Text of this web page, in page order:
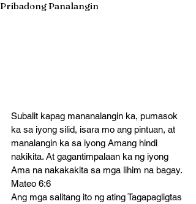
Pribadong Panalangin
Subalit kapag mananalangin ka, pumasok
ka sa iyong silid, isara mo ang pintuan, at
manalangin ka sa iyong Amang hindi
nakikita. At gagantimpalaan ka ng iyong
Ama na nakakakita sa mga lihim na bagay.
Mateo 6:6
Ang mga salitang ito ng ating Tagapagligtas